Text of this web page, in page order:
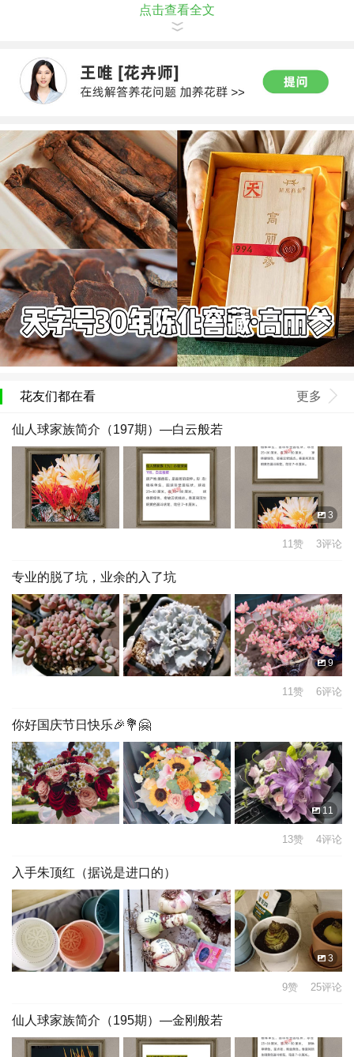
则应选择属木的植物，可以选择万年青等。
点击查看全文
花友们都在看 更多
仙人球家族简介（197期）—白云般若
3
11赞 3评论
专业的脱了坑，业余的入了坑
9
11赞 6评论
你好国庆节日快乐🎉💐🤗
11
13赞 4评论
入手朱顶红（据说是进口的）
3
9赞 25评论
仙人球家族简介（195期）—金刚般若